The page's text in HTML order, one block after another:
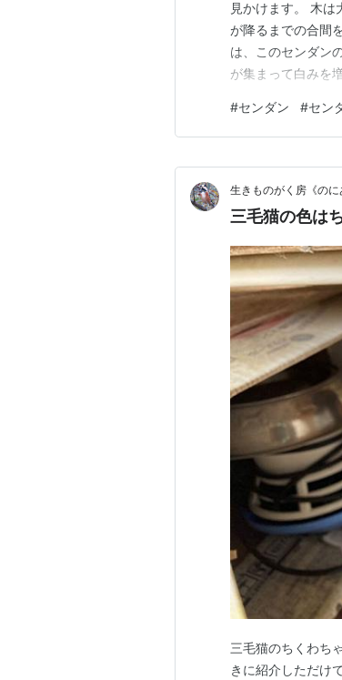
見かけます。 木
が降るまでの合間
は、このセンダン
が集まって白みを
日中の用事が無い
トしている。 この
#センダン #セン
生きものがく房《の
三毛猫の色は
三毛猫のちくわち
きに紹介しただけ